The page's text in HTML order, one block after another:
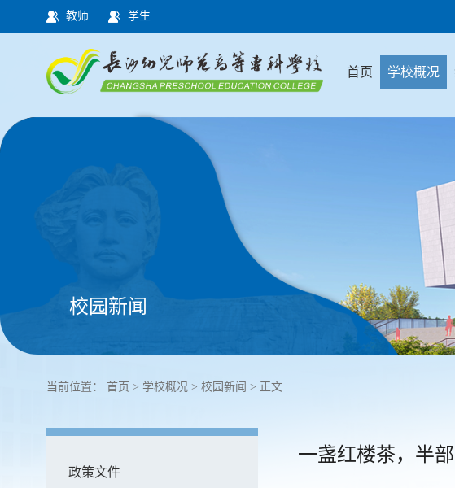
教师 学生
首页 学校概况
校园新闻
当前位置： 首页 > 学校概况 > 校园新闻 > 正文
政策文件
一盏红楼茶，半